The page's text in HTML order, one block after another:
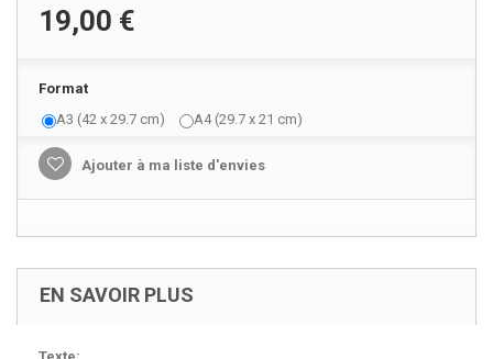
19,00 €
Format
A3 (42 x 29.7 cm)
A4 (29.7 x 21 cm)
Ajouter à ma liste d'envies
EN SAVOIR PLUS